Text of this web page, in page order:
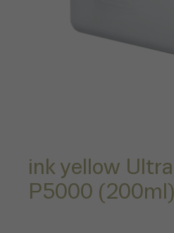
ink yellow
P5000 (200ml)